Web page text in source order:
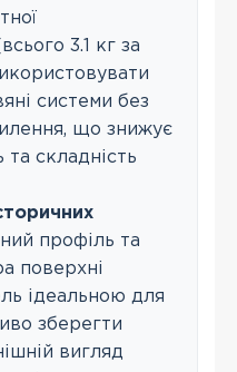
3.1 кг за
системи без
що знижує
та складність
профіль та
поверхні
ідеальною для
зберегти
вигляд